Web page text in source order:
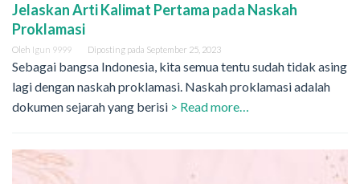
Jelaskan Arti Kalimat Pertama pada Naskah
Proklamasi
Oleh Igun 9999 Diposting pada September 25, 2023
Sebagai bangsa Indonesia, kita semua tentu sudah tidak asing
lagi dengan naskah proklamasi. Naskah proklamasi adalah
dokumen sejarah yang berisi > Read more…